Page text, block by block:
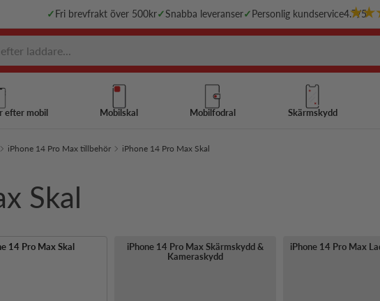
✓ Fri brevfrakt över 500kr✓Snabba leveranser✓ Personlig kundservice4.7/5
efter mobil Mobilskal Mobilfodral Skärmskydd
iPhone 14 Pro Max tillbehör iPhone 14 Pro Max Skal
Skal
14 Pro Max Skal
iPhone 14 Pro Max Skärmskydd &
Kameraskydd
iPhone 14 Pro Max